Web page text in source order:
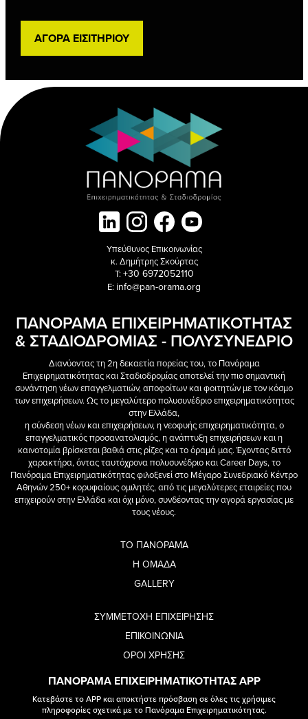
ΑΓΟΡΑ ΕΙΣΙΤΗΡΙΟΥ
Υπεύθυνος Επικοινωνίας
κ. Δημήτρης Σκούρτας
T: +30 6972052110
E: info@pan-orama.org
ΠΑΝΟΡΑΜΑ ΕΠΙΧΕΙΡΗΜΑΤΙΚΟΤΗΤΑΣ
& ΣΤΑΔΙΟΔΡΟΜΙΑΣ - ΠΟΛΥΣΥΝΕΔΡΙΟ
Διανύοντας τη 2η δεκαετία πορείας του, το Πανόραμα
Επιχειρηματικότητας και Σταδιοδρομίας αποτελεί την πιο σημαντική
συνάντηση νέων επαγγελματιών, αποφοίτων και φοιτητών με τον κόσμο
των επιχειρήσεων. Ως το μεγαλύτερο πολυσυνέδριο επιχειρηματικότητας
στην Ελλάδα,
η σύνδεση νέων και επιχειρήσεων, η νεοφυής επιχειρηματικότητα, ο
επαγγελματικός προσανατολισμός, η ανάπτυξη επιχειρήσεων και η
καινοτομία βρίσκεται βαθιά στις ρίζες και το όραμά μας. Έχοντας διττό
χαρακτήρα, όντας ταυτόχρονα πολυσυνέδριο και Career Days, το
Πανόραμα Επιχειρηματικότητας φιλοξενεί στο Μέγαρο Συνεδριακό Κέντρο
Αθηνών 250+ κορυφαίους ομιλητές, από τις μεγαλύτερες εταιρείες που
επιχειρούν στην Ελλάδα και όχι μόνο, συνδέοντας την αγορά εργασίας με
τους νέους.
ΤΟ ΠΑΝΟΡΑΜΑ
Η ΟΜΑΔΑ
GALLERY
ΣΥΜΜΕΤΟΧΗ ΕΠΙΧΕΙΡΗΣΗΣ
ΕΠΙΚΟΙΝΩΝΙΑ
ΟΡΟΙ ΧΡΗΣΗΣ
ΠΑΝΟΡΑΜΑ ΕΠΙΧΕΙΡΗΜΑΤΙΚΟΤΗΤΑΣ APP
Κατεβάστε το APP και αποκτήστε πρόσβαση σε όλες τις χρήσιμες
πληροφορίες σχετικά με το Πανόραμα Επιχειρηματικότητας.